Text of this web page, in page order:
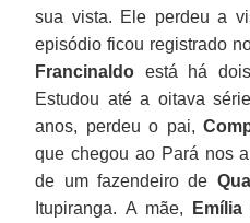
sua vista. Ele perdeu a
episódio ficou registrado
Francinaldo está há
Estudou até a oitava
anos, perdeu o pai,
que chegou ao Pará nos
de um fazendeiro de
Itupiranga. A mãe,